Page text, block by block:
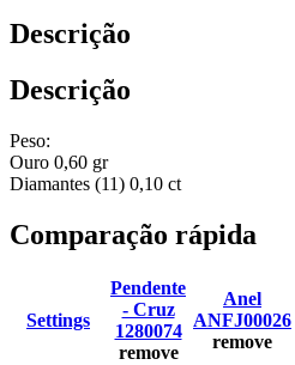
Descrição
Descrição
Peso:
Ouro 0,60 gr
Diamantes (11) 0,10 ct
Comparação rápida
Settings
Pendente
- Cruz
1280074
remove
Anel
ANFJ00026
remove